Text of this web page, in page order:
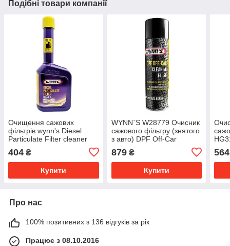
Подібні товари компанії
Очищення сажових
фільтрів wynn's Diesel
Particulate Filter cleaner
404 ₴
Купити
WYNN`S W28779 Очисник
сажового фільтру (знятого
з авто) DPF Off-Car
879₴
Купити
564
Про нас
100% позитивних з 136 відгуків за рік
Працює з 08.10.2016